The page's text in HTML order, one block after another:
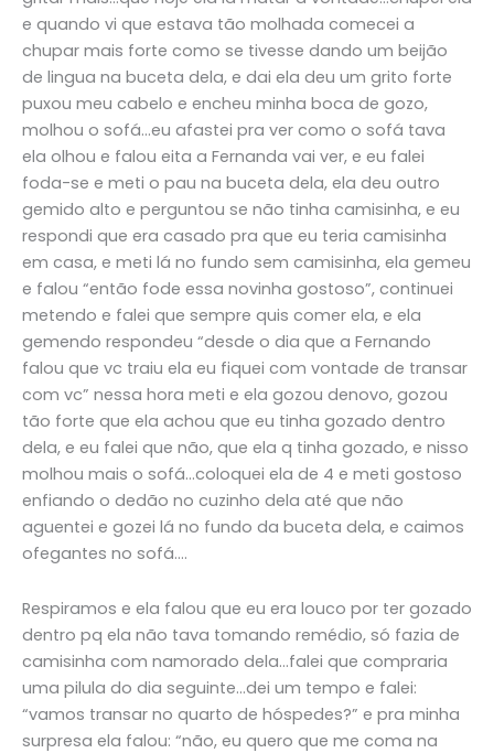
e quando vi que estava tão molhada comecei a
chupar mais forte como se tivesse dando um beijão
de lingua na buceta dela, e dai ela deu um grito forte
puxou meu cabelo e encheu minha boca de gozo,
molhou o sofá…eu afastei pra ver como o sofá tava
ela olhou e falou eita a Fernanda vai ver, e eu falei
foda-se e meti o pau na buceta dela, ela deu outro
gemido alto e perguntou se não tinha camisinha, e eu
respondi que era casado pra que eu teria camisinha
em casa, e meti lá no fundo sem camisinha, ela gemeu
e falou “então fode essa novinha gostoso”, continuei
metendo e falei que sempre quis comer ela, e ela
gemendo respondeu “desde o dia que a Fernando
falou que vc traiu ela eu fiquei com vontade de transar
com vc” nessa hora meti e ela gozou denovo, gozou
tão forte que ela achou que eu tinha gozado dentro
dela, e eu falei que não, que ela q tinha gozado, e nisso
molhou mais o sofá…coloquei ela de 4 e meti gostoso
enfiando o dedão no cuzinho dela até que não
aguentei e gozei lá no fundo da buceta dela, e caimos
ofegantes no sofá….
Respiramos e ela falou que eu era louco por ter gozado
dentro pq ela não tava tomando remédio, só fazia de
camisinha com namorado dela…falei que compraria
uma pilula do dia seguinte…dei um tempo e falei:
“vamos transar no quarto de hóspedes?” e pra minha
surpresa ela falou: “não, eu quero que me coma na